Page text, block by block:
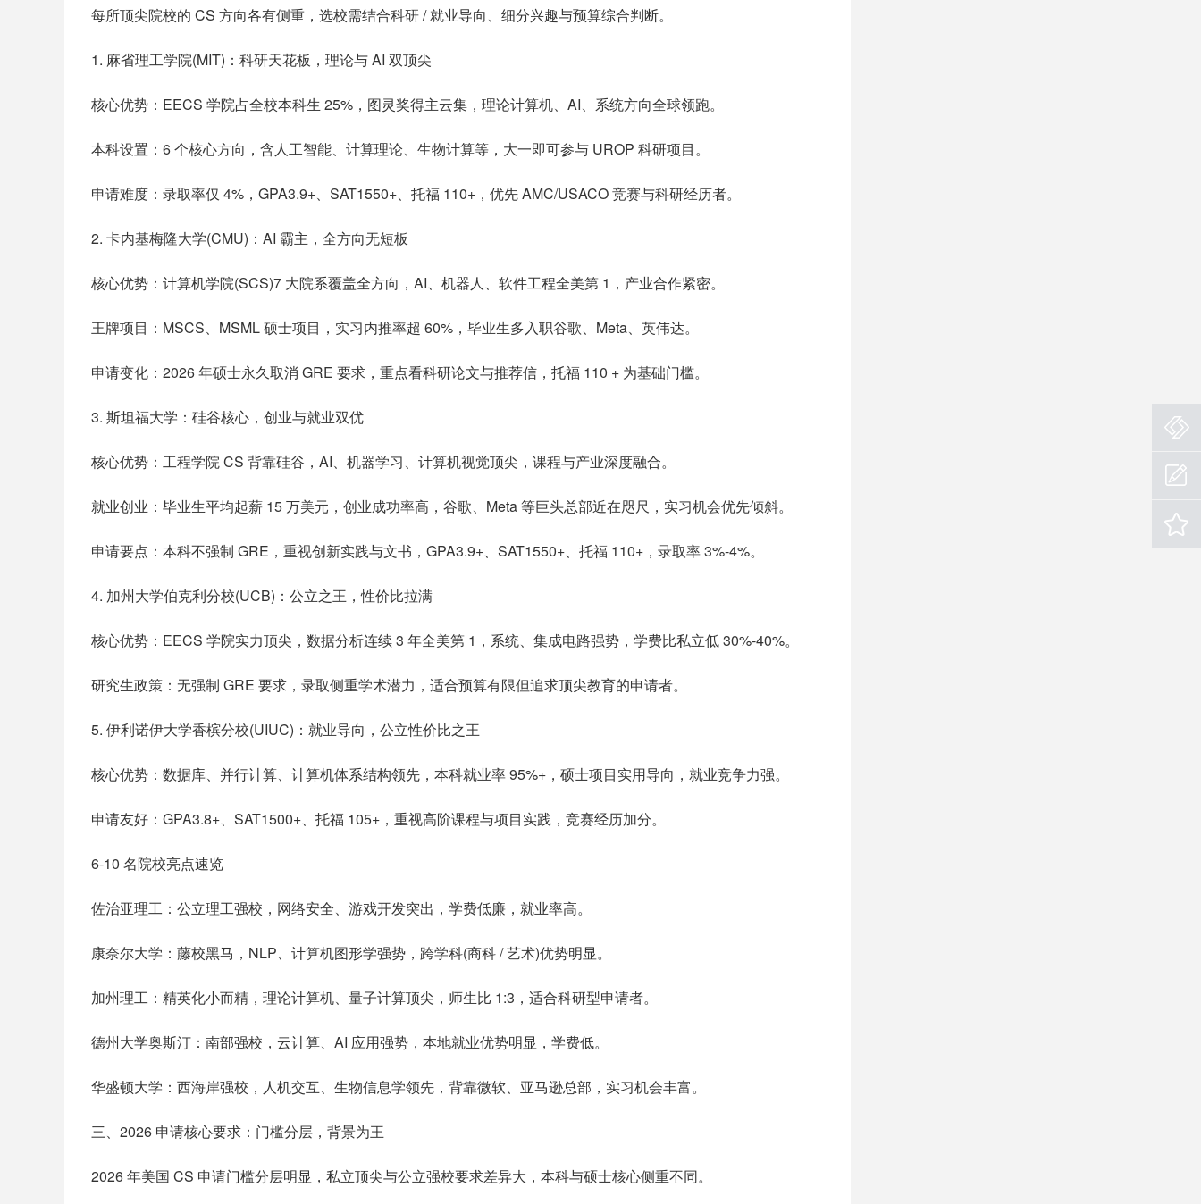
每所顶尖院校的 CS 方向各有侧重，选校需结合科研 / 就业导向、细分兴趣与预算综合判断。
1. 麻省理工学院(MIT)：科研天花板，理论与 AI 双顶尖
核心优势：EECS 学院占全校本科生 25%，图灵奖得主云集，理论计算机、AI、系统方向全球领跑。
本科设置：6 个核心方向，含人工智能、计算理论、生物计算等，大一即可参与 UROP 科研项目。
申请难度：录取率仅 4%，GPA3.9+、SAT1550+、托福 110+，优先 AMC/USACO 竞赛与科研经历者。
2. 卡内基梅隆大学(CMU)：AI 霸主，全方向无短板
核心优势：计算机学院(SCS)7 大院系覆盖全方向，AI、机器人、软件工程全美第 1，产业合作紧密。
王牌项目：MSCS、MSML 硕士项目，实习内推率超 60%，毕业生多入职谷歌、Meta、英伟达。
申请变化：2026 年硕士永久取消 GRE 要求，重点看科研论文与推荐信，托福 110 + 为基础门槛。
3. 斯坦福大学：硅谷核心，创业与就业双优
核心优势：工程学院 CS 背靠硅谷，AI、机器学习、计算机视觉顶尖，课程与产业深度融合。
就业创业：毕业生平均起薪 15 万美元，创业成功率高，谷歌、Meta 等巨头总部近在咫尺，实习机会优先倾斜。
申请要点：本科不强制 GRE，重视创新实践与文书，GPA3.9+、SAT1550+、托福 110+，录取率 3%-4%。
4. 加州大学伯克利分校(UCB)：公立之王，性价比拉满
核心优势：EECS 学院实力顶尖，数据分析连续 3 年全美第 1，系统、集成电路强势，学费比私立低 30%-40%。
研究生政策：无强制 GRE 要求，录取侧重学术潜力，适合预算有限但追求顶尖教育的申请者。
5. 伊利诺伊大学香槟分校(UIUC)：就业导向，公立性价比之王
核心优势：数据库、并行计算、计算机体系结构领先，本科就业率 95%+，硕士项目实用导向，就业竞争力强。
申请友好：GPA3.8+、SAT1500+、托福 105+，重视高阶课程与项目实践，竞赛经历加分。
6-10 名院校亮点速览
佐治亚理工：公立理工强校，网络安全、游戏开发突出，学费低廉，就业率高。
康奈尔大学：藤校黑马，NLP、计算机图形学强势，跨学科(商科 / 艺术)优势明显。
加州理工：精英化小而精，理论计算机、量子计算顶尖，师生比 1:3，适合科研型申请者。
德州大学奥斯汀：南部强校，云计算、AI 应用强势，本地就业优势明显，学费低。
华盛顿大学：西海岸强校，人机交互、生物信息学领先，背靠微软、亚马逊总部，实习机会丰富。
三、2026 申请核心要求：门槛分层，背景为王
2026 年美国 CS 申请门槛分层明显，私立顶尖与公立强校要求差异大，本科与硕士核心侧重不同。